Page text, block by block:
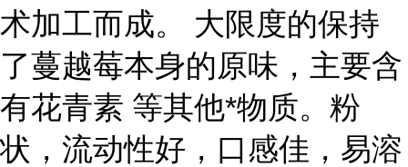
术加工而成。 大限度的保持
了蔓越莓本身的原味，主要含
有花青素 等其他*物质。粉
状，流动性好，口感佳，易溶